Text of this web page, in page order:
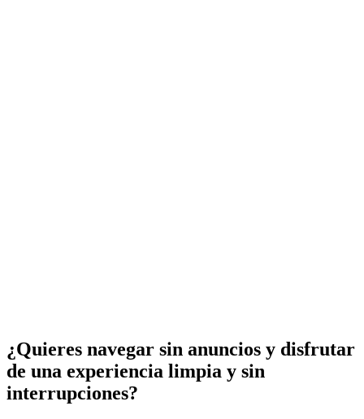
¿Quieres navegar sin anuncios y disfrutar
de una experiencia limpia y sin
interrupciones?